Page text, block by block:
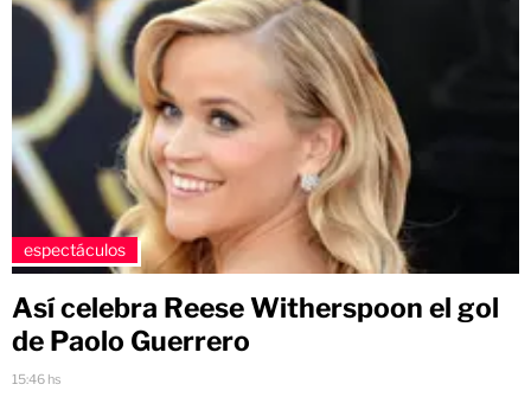
espectáculos
Así celebra Reese Witherspoon el gol
de Paolo Guerrero
15:46 hs